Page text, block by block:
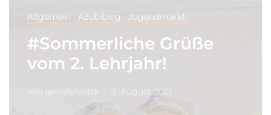
Allgemein Azubiblog Jugendmarkt
#Sommerliche Grüße
vom 2. Lehrjahr!
von jenniferwitte 3. August 2021